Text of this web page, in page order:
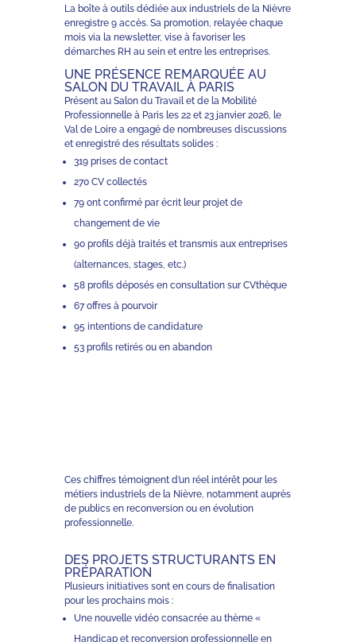
La boîte à outils dédiée aux industriels de la Nièvre
enregistre 9 accès. Sa promotion, relayée chaque
mois via la newsletter, vise à favoriser les
démarches RH au sein et entre les entreprises.
UNE PRÉSENCE REMARQUÉE AU
SALON DU TRAVAIL À PARIS
Présent au Salon du Travail et de la Mobilité
Professionnelle à Paris les 22 et 23 janvier 2026, le
Val de Loire a engagé de nombreuses discussions
et enregistré des résultats solides :
319 prises de contact
270 CV collectés
79 ont confirmé par écrit leur projet de
changement de vie
90 profils déjà traités et transmis aux entreprises
(alternances, stages, etc.)
58 profils déposés en consultation sur CVthèque
67 offres à pourvoir
95 intentions de candidature
53 profils retirés ou en abandon
Ces chiffres témoignent d’un réel intérêt pour les
métiers industriels de la Nièvre, notamment auprès
de publics en reconversion ou en évolution
professionnelle.
DES PROJETS STRUCTURANTS EN
PRÉPARATION
Plusieurs initiatives sont en cours de finalisation
pour les prochains mois :
Une nouvelle vidéo consacrée au thème «
Handicap et reconversion professionnelle en